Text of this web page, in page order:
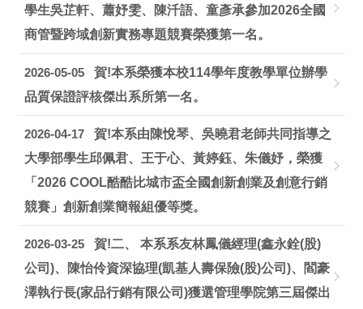
學生吳芷軒、蕭妤雯、陳汘語、童彥承參加2026全國
商管暨跨域創新實務專題競賽榮獲第一名。
2026-05-05
賀!本系榮獲本校114學年度教學單位辦學
品質保證評核傑出系所第一名。
2026-04-17
賀!本系由陳悅琴、吳曉君老師共同指導之
大學部學生邱佩君、王于心、黃婷鈺、朱儀妤，榮獲
「2026 COOL酷酷比城市盃全國創新創業及創意行銷
競賽」創新創業簡報組優等獎。
2026-03-25
賀!二、 本系系友林鳳儀經理(鑫永銓(股)
公司)、陳怡伶資深協理(凱基人壽保險(股)公司)、閻豪
澤執行長(家品行銷有限公司)獲選管理學院第三屆傑出